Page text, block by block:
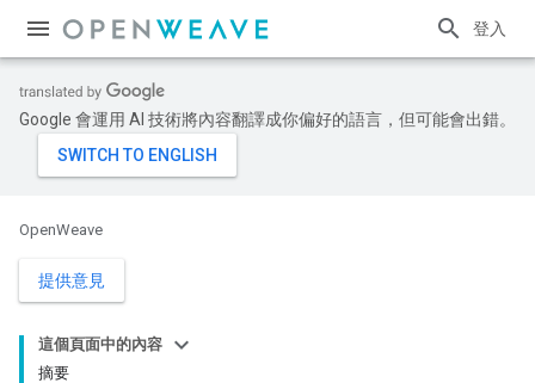
登入
Google 會運用 AI 技術將內容翻譯成你偏好的語言，但可能會出錯。
OpenWeave
提供意見
這個頁面中的內容
摘要